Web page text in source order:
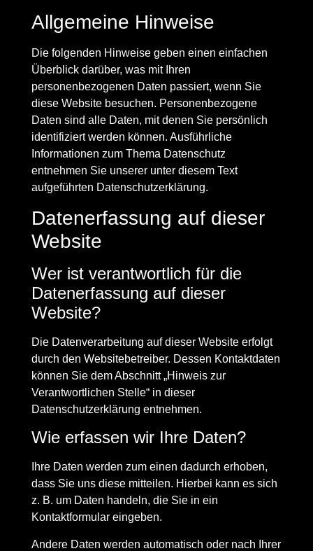
Allgemeine Hinweise
Die folgenden Hinweise geben einen einfachen
Überblick darüber, was mit Ihren
personenbezogenen Daten passiert, wenn Sie
diese Website besuchen. Personenbezogene
Daten sind alle Daten, mit denen Sie persönlich
identifiziert werden können. Ausführliche
Informationen zum Thema Datenschutz
entnehmen Sie unserer unter diesem Text
aufgeführten Datenschutzerklärung.
Datenerfassung auf dieser
Website
Wer ist verantwortlich für die
Datenerfassung auf dieser
Website?
Die Datenverarbeitung auf dieser Website erfolgt
durch den Websitebetreiber. Dessen Kontaktdaten
können Sie dem Abschnitt „Hinweis zur
Verantwortlichen Stelle“ in dieser
Datenschutzerklärung entnehmen.
Wie erfassen wir Ihre Daten?
Ihre Daten werden zum einen dadurch erhoben,
dass Sie uns diese mitteilen. Hierbei kann es sich
z. B. um Daten handeln, die Sie in ein
Kontaktformular eingeben.
Andere Daten werden automatisch oder nach Ihrer